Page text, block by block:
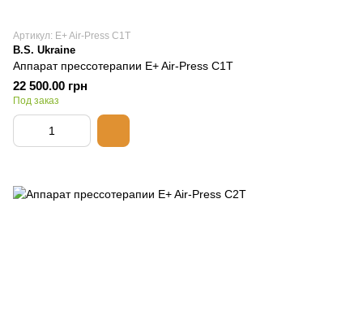
Артикул: E+ Air-Press C1Т
B.S. Ukraine
Аппарат прессотерапии E+ Air-Press C1Т
22 500.00 грн
Под заказ